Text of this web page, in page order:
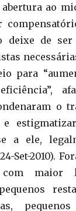
abertura ao
deixe de ser
para
o
a ele,
Set-2010).
com maior